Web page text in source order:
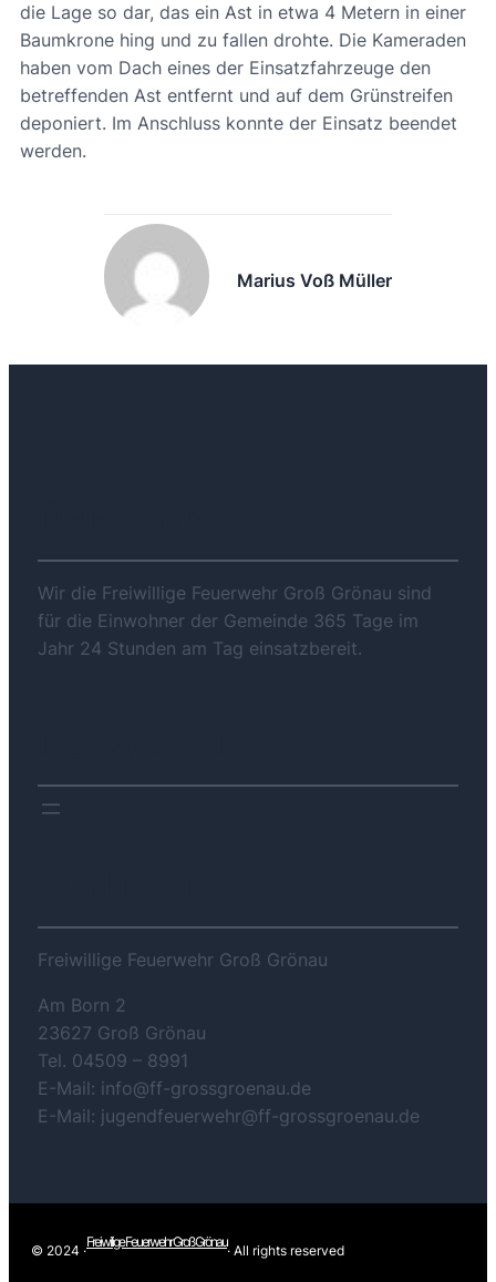
die Lage so dar, das ein Ast in etwa 4 Metern in einer
Baumkrone hing und zu fallen drohte. Die Kameraden
haben vom Dach eines der Einsatzfahrzeuge den
betreffenden Ast entfernt und auf dem Grünstreifen
deponiert. Im Anschluss konnte der Einsatz beendet
werden.
Marius Voß Müller
Wir die Freiwillige Feuerwehr Groß Grönau sind
für die Einwohner der Gemeinde 365 Tage im
Jahr 24 Stunden am Tag einsatzbereit.
Freiwillige Feuerwehr Groß Grönau
Am Born 2
23627 Groß Grönau
Tel. 04509 – 8991
E-Mail: info@ff-grossgroenau.de
E-Mail: jugendfeuerwehr@ff-grossgroenau.de
© 2024 ·
Freiwilige Feuerwehr Groß Grönau
· All rights reserved